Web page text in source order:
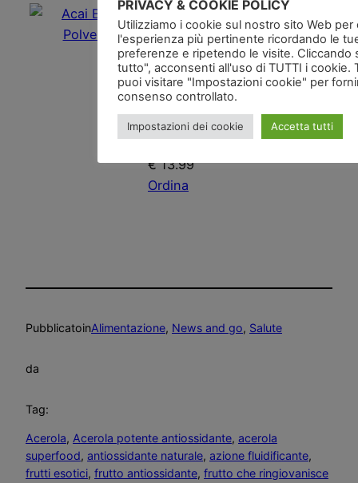
Acai Bio – Polvere
Aumenta il metabolismo,
aiuta il colesterolo cattivo
Acai
€ 13.99
Ordina
PubblicatoinAlimentazione, News and go, Salute
da
Tag:
Acerola, Acerola potente antiossidante, acerola
superfood, antiossidante naturale, azione fluidificante
frutti esotici, frutto antiossidante, frutto che ringiovanisce
PRIVACY & COOKIE POLICY
Utilizziamo i cookie sul nostro sito Web per
l'esperienza più pertinente ricordando le
preferenze e ripetendo le visite. Cliccando
tutto", acconsenti all'uso di TUTTI i cookie.
puoi visitare "Impostazioni cookie" per
consenso controllato.
Impostazioni dei cookie Accetta tutti